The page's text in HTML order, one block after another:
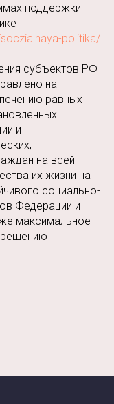
поддержки
politika/
субъектов РФ
на
равных
и
на всей
их жизни на
социально-
Федерации и
максимальное
решению